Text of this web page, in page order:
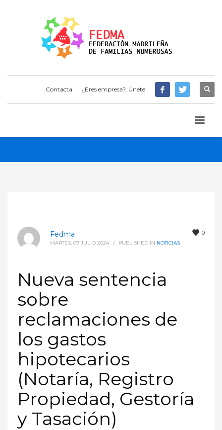
Contacta ¿Eres empresa?, Únete
0
Fedma
MARTES, 09 JULIO 2024 / PUBLISHED IN NOTICIAS
Nueva sentencia
sobre
reclamaciones de
los gastos
hipotecarios
(Notaría, Registro
Propiedad, Gestoría
y Tasación)